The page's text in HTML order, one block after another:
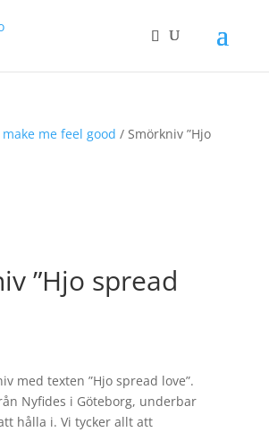
make me feel good / Smörkniv ”Hjo
”Hjo spread
med texten ”Hjo spread love”.
Nyfides i Göteborg, underbar
hålla i. Vi tycker allt att